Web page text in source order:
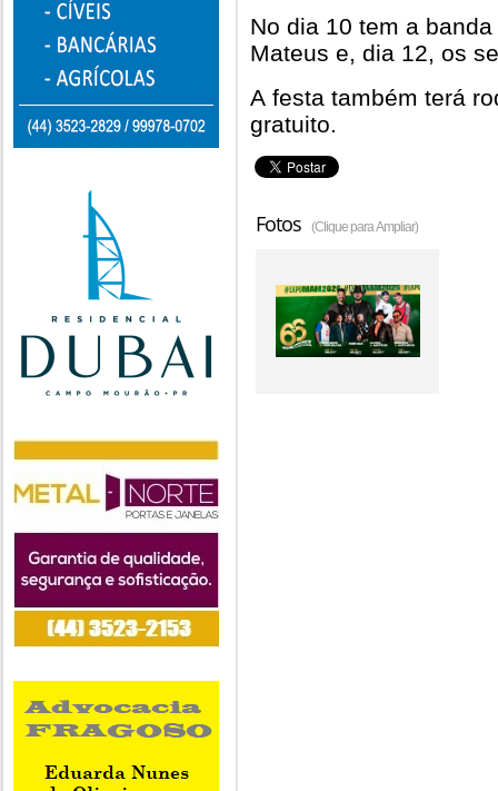
No dia 10 tem a
Mateus e, dia 12, os
A festa também terá
gratuito.
Fotos (Clique para Ampliar)